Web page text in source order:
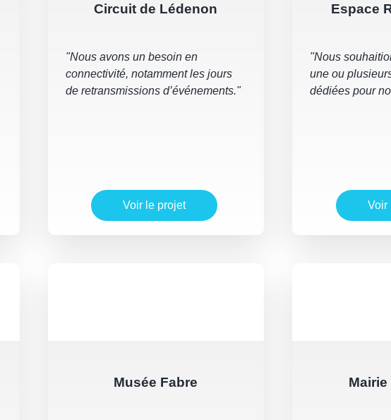
Circuit de Lédenon
"Nous avons un besoin en
connectivité, notamment les jours
de retransmissions d’événements."
Voir le projet
Espace
"Nous
une ou
dédiées pour
Voir
Musée Fabre